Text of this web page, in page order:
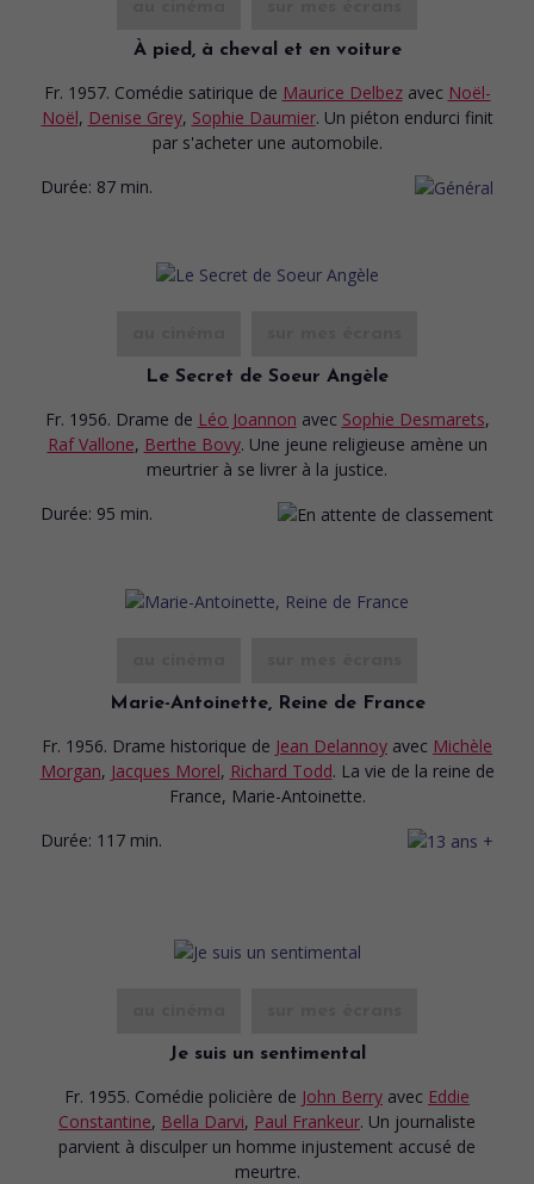
À pied, à cheval et en voiture
Fr. 1957. Comédie satirique de Maurice Delbez avec Noël-
Noël, Denise Grey, Sophie Daumier. Un piéton endurci finit
par s'acheter une automobile.
Durée: 87 min.
Le Secret de Soeur Angèle
Fr. 1956. Drame de Léo Joannon avec Sophie Desmarets,
Raf Vallone, Berthe Bovy. Une jeune religieuse amène un
meurtrier à se livrer à la justice.
Durée: 95 min.
Marie-Antoinette, Reine de France
Fr. 1956. Drame historique de Jean Delannoy avec Michèle
Morgan, Jacques Morel, Richard Todd. La vie de la reine de
France, Marie-Antoinette.
Durée: 117 min.
Je suis un sentimental
Fr. 1955. Comédie policière de John Berry avec Eddie
Constantine, Bella Darvi, Paul Frankeur. Un journaliste
parvient à disculper un homme injustement accusé de
meurtre.